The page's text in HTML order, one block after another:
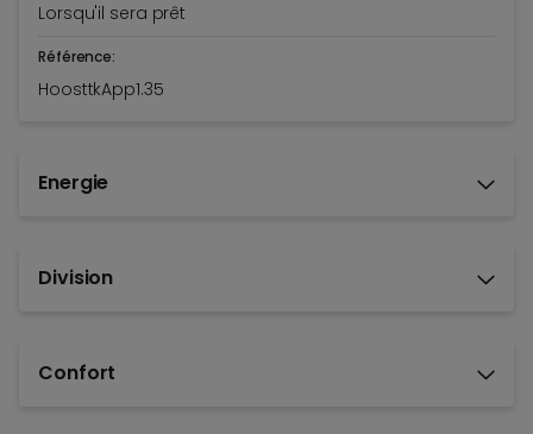
Lorsqu'il sera prêt
Référence:
HoosttkApp1.35
Energie
Division
Confort